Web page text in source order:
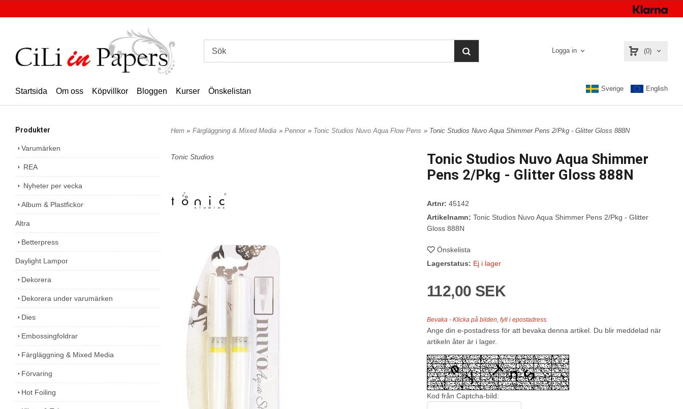
Logga in (0)
Startsida Om oss Köpvillkor Bloggen Kurser Önskelistan Sverige English
Produkter
Varumärken
REA
Nyheter per vecka
Album & Plastfickor
Altra
Betterpress
Daylight Lampor
Dekorera
Dekorera under varumärken
Dies
Embossingfoldrar
Färgläggning & Mixed Media
Förvaring
Hot Foiling
Hem » Färgläggning & Mixed Media » Pennor » Tonic Studios Nuvo Aqua Flow Pens » Tonic Studios Nuvo Aqua Shimmer Pens 2/Pkg - Glitter Gloss 888N
Tonic Studios
Tonic Studios Nuvo Aqua Shimmer
Pens 2/Pkg - Glitter Gloss 888N
Artnr: 45142
Artikelnamn: Tonic Studios Nuvo Aqua Shimmer Pens 2/Pkg - Glitter
Gloss 888N
Önskelista
Lagerstatus: Ej i lager
112,00 SEK
Bevaka - Klicka på bilden, fyll i epostadress.
Ange din e-postadress för att bevaka denna artikel. Du blir meddelad när
artikeln åter är i lager.
Kod från Captcha-bild: